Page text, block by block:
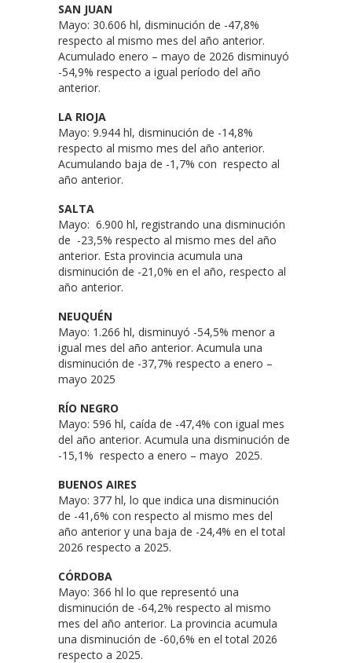
SAN JUAN
Mayo: 30.606 hl, disminución de -47,8%
respecto al mismo mes del año anterior.
Acumulado enero – mayo de 2026 disminuyó
-54,9% respecto a igual período del año
anterior.
LA RIOJA
Mayo: 9.944 hl, disminución de -14,8%
respecto al mismo mes del año anterior.
Acumulando baja de -1,7% con respecto al
año anterior.
SALTA
Mayo: 6.900 hl, registrando una disminución
de -23,5% respecto al mismo mes del año
anterior. Esta provincia acumula una
disminución de -21,0% en el año, respecto al
año anterior.
NEUQUÉN
Mayo: 1.266 hl, disminuyó -54,5% menor a
igual mes del año anterior. Acumula una
disminución de -37,7% respecto a enero –
mayo 2025
RÍO NEGRO
Mayo: 596 hl, caída de -47,4% con igual mes
del año anterior. Acumula una disminución de
-15,1% respecto a enero – mayo 2025.
BUENOS AIRES
Mayo: 377 hl, lo que indica una disminución
de -41,6% con respecto al mismo mes del
año anterior y una baja de -24,4% en el total
2026 respecto a 2025.
CÓRDOBA
Mayo: 366 hl lo que representó una
disminución de -64,2% respecto al mismo
mes del año anterior. La provincia acumula
una disminución de -60,6% en el total 2026
respecto a 2025.